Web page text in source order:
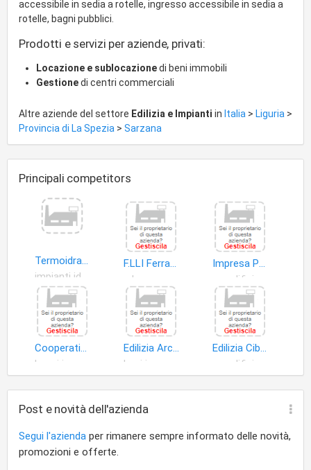
accessibile in sedia a rotelle, ingresso accessibile in sedia a
rotelle, bagni pubblici.
Prodotti e servizi per aziende, privati:
Locazione e sublocazionedi beni immobili
Gestionedi centri commerciali
Altre aziende del settore Edilizia e Impianti in Italia > Liguria >
Provincia di La Spezia > Sarzana
Principali competitors
Termoidraulica di Paita Maurizio
F.LLI Ferrarini Ceramiche S.A.S di Ferrarini Ireneo & C
legname
Impresa Pangallo di Pangallo Stefano &.C. S.n.c
edifici
Cooperativa Edilizia Stazione Elicotteri M.M. Luni a R.L
Edilizia Arcolese S.r.l
Edilizia Cibei di Cibei Remo & C. S.n.c
edifici
Post e novità dell'azienda
Segui l'azienda per rimanere sempre informato delle novità,
promozioni e offerte.